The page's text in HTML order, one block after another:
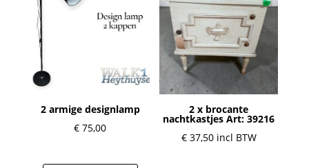
2 armige designlamp
€ 75,00
2 x brocante
nachtkastjes Art: 39216
€37,50 incl BTW